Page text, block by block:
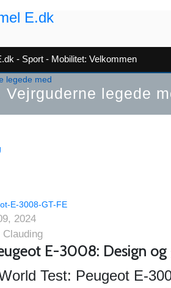
- Sport - Mobilitet: Velkommen
Vejrguderne legede
2024
Clauding
E-3008: Design og
Test: Peugeot E-